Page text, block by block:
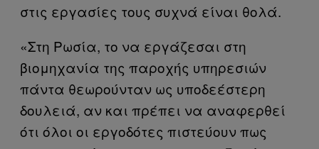
στις εργασίες τους συχνά είναι θολά.
«Στη Ρωσία, το να εργάζεσαι στη
βιομηχανία της παροχής υπηρεσιών
πάντα θεωρούνταν ως υποδεέστερη
δουλειά, αν και πρέπει να αναφερθεί
ότι όλοι οι εργοδότες πιστεύουν πως